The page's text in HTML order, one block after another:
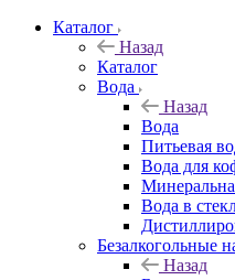
Каталог
Назад
Каталог
Вода
Назад
Вода
Питьевая
Вода для
Вода в
Безалкогольные
Назад